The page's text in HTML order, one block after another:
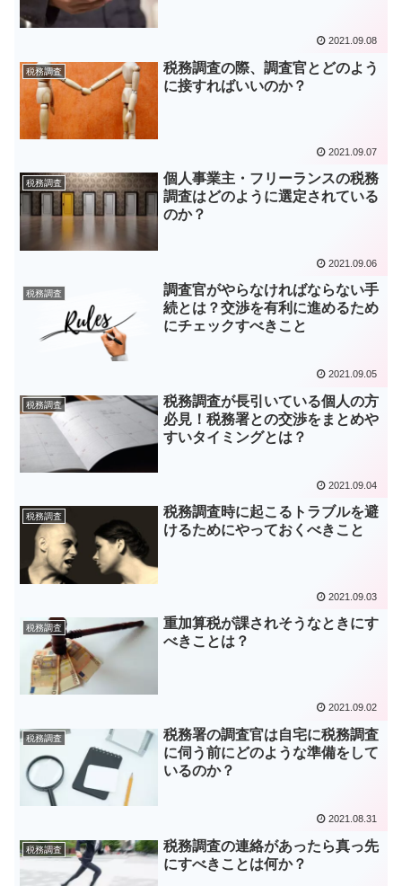
2021.09.08
税務調査
税務調査の際、調査官とどのよう
に接すればいいのか？
2021.09.07
税務調査
個人事業主・フリーランスの税務
調査はどのように選定されている
のか？
2021.09.06
税務調査
調査官がやらなければならない手
続とは？交渉を有利に進めるため
にチェックすべきこと
2021.09.05
税務調査
税務調査が長引いている個人の方
必見！税務署との交渉をまとめや
すいタイミングとは？
2021.09.04
税務調査
税務調査時に起こるトラブルを避
けるためにやっておくべきこと
2021.09.03
税務調査
重加算税が課されそうなときにす
べきことは？
2021.09.02
税務調査
税務署の調査官は自宅に税務調査
に伺う前にどのような準備をして
いるのか？
2021.08.31
税務調査
税務調査の連絡があったら真っ先
にすべきことは何か？